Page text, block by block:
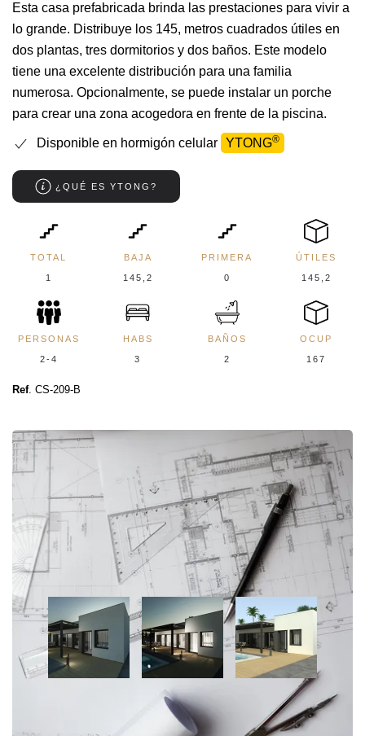
Esta casa prefabricada brinda las prestaciones para vivir a
lo grande. Distribuye los 145, metros cuadrados útiles en
dos plantas, tres dormitorios y dos baños. Este modelo
tiene una excelente distribución para una familia
numerosa. Opcionalmente, se puede instalar un porche
para crear una zona acogedora en frente de la piscina.
Disponible en hormigón celular YTONG®
¿QUÉ ES YTONG?
TOTAL
1
BAJA
145,2
PRIMERA
0
ÚTILES
145,2
PERSONAS
2-4
HABS
3
BAÑOS
2
OCUP
167
Ref. CS-209-B